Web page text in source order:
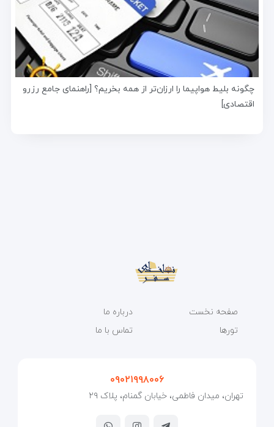
چگونه بلیط هواپیما را ارزان‌تر از همه بخریم؟ [راهنمای جامع رزرو
اقتصادی]
صفحه نخست
تورها
درباره ما
تماس با ما
۰۹۰۲۱۹۹۸۰۰۶
تهران، میدان فاطمی، خیابان گمنام، پلاک ۲۹